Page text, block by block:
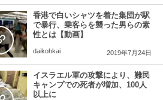
香港で白いシャツを着た集団が駅
で暴行、乗客らを襲った男らの素
性とは【動画】
daikohkai 2019年7月24日
イスラエル軍の攻撃により、難民
キャンプでの死者が増加、100人
以上に